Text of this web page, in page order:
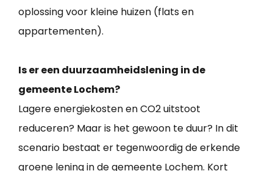
oplossing voor kleine huizen (flats en
appartementen).
Is er een duurzaamheidslening in de
gemeente Lochem?
Lagere energiekosten en CO2 uitstoot
reduceren? Maar is het gewoon te duur? In dit
scenario bestaat er tegenwoordig de erkende
groene lening in de gemeente Lochem. Kort